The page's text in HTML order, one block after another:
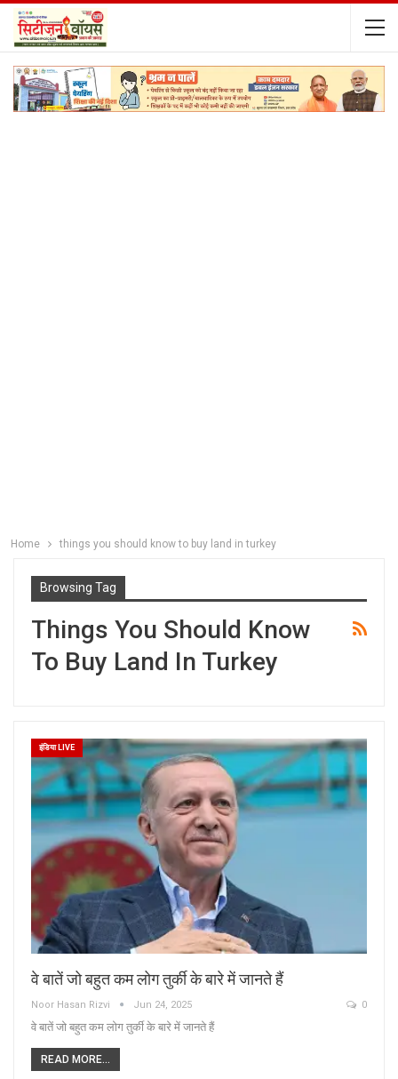
Home things you should know to buy land in turkey
Browsing Tag
Things You Should Know
To Buy Land In Turkey
इंडिया LIVE
वे बातें जो बहुत कम लोग तुर्की के बारे में जानते हैं
Noor Hasan Rizvi Jun 24, 2025 0
वे बातें जो बहुत कम लोग तुर्की के बारे में जानते हैं
READ MORE...